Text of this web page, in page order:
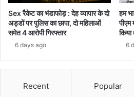
Sex रैकेट का भंडाफोड़ : देह व्यापार के दो
अड्डों पर पुलिस का छापा, दो महिलाओं
समेत 4 आरोपी गिरफ्तार
6 days ago
हम
पीएम
किया
6
Recent Popular